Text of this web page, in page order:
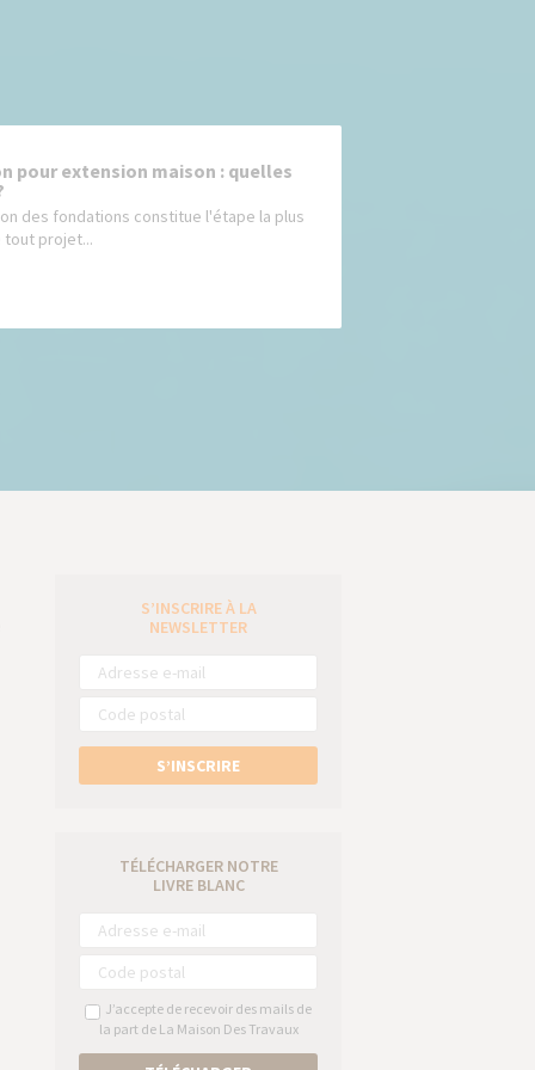
pour extension maison : quelles
des fondations constitue l'étape la plus
tout projet...
S’INSCRIRE À LA
NEWSLETTER
S’INSCRIRE
TÉLÉCHARGER NOTRE
LIVRE BLANC
J’accepte de recevoir des mails de
la part de La Maison Des Travaux